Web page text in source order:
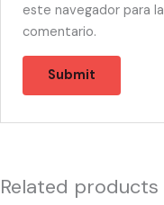
este navegador para
comentario.
Related products